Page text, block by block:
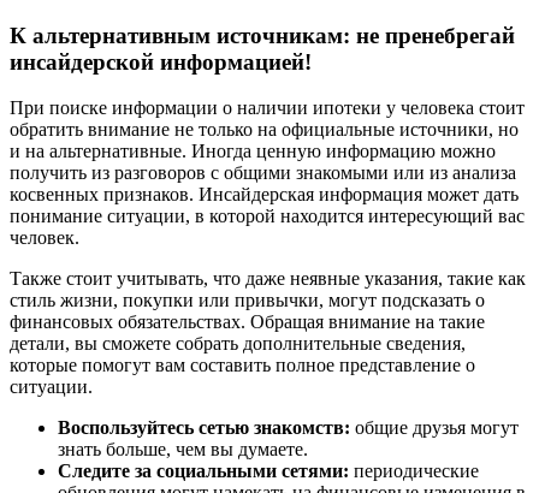
К альтернативным источникам: не пренебрегай
инсайдерской информацией!
При поиске информации о наличии ипотеки у человека стоит
обратить внимание не только на официальные источники, но
и на альтернативные. Иногда ценную информацию можно
получить из разговоров с общими знакомыми или из анализа
косвенных признаков. Инсайдерская информация может дать
понимание ситуации, в которой находится интересующий вас
человек.
Также стоит учитывать, что даже неявные указания, такие как
стиль жизни, покупки или привычки, могут подсказать о
финансовых обязательствах. Обращая внимание на такие
детали, вы сможете собрать дополнительные сведения,
которые помогут вам составить полное представление о
ситуации.
Воспользуйтесь сетью знакомств: общие друзья могут
знать больше, чем вы думаете.
Следите за социальными сетями: периодические